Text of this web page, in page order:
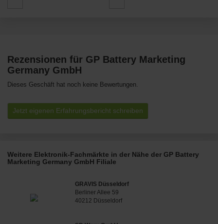
Rezensionen für GP Battery Marketing
Germany GmbH
Dieses Geschäft hat noch keine Bewertungen.
Jetzt eigenen Erfahrungsbericht schreiben
Weitere Elektronik-Fachmärkte in der Nähe der GP Battery
Marketing Germany GmbH Filiale
GRAVIS Düsseldorf
Berliner Allee 59
40212 Düsseldorf